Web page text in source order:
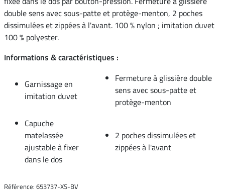
double sens avec sous-patte et protège-menton, 2 poches
dissimulées et zippées à l'avant. 100 % nylon ; imitation duvet
100 % polyester.
Informations & caractéristiques :
Garnissage en
imitation duvet
Fermeture à glissière double
sens avec sous-patte et
protège-menton
Capuche
matelassée
ajustable à fixer
dans le dos
2 poches dissimulées et
zippées à l'avant
Référence: 653737-XS-BV